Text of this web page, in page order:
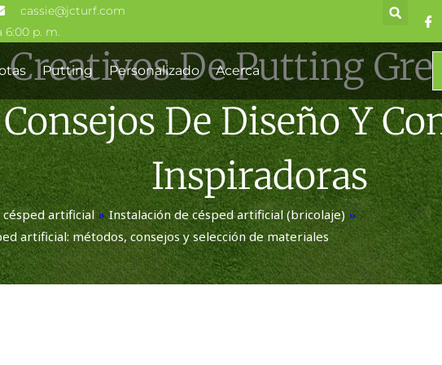
cassie@jcturf.com
6:00 p. m.
Putting Personalizado Acerca
Creativos De Putting
De Diseño Y
Inspiradoras
césped artificial » Instalación de césped artificial (bricolaje) »
artificial: métodos, consejos y selección de materiales